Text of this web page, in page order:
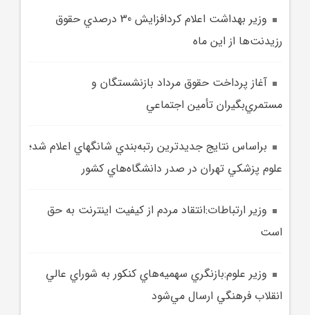
وزير بهداشت اعلام کردافزايش 30 درصدي حقوق
رزيدنت‌ها از اين ماه
آغاز پرداخت حقوق مرداد بازنشستگان و
مستمري‌بگيران تأمين اجتماعي
براساس نتايج جديدترين رتبه‌بندي شانگهاي اعلام شد؛
علوم پزشکي تهران در صدر دانشگاه‌هاي کشور
وزير ارتباطات:انتقاد مردم از کيفيت اينترنت به حق
است
وزير علوم:بازنگري سهميه‌هاي کنکور به شوراي عالي
انقلاب فرهنگي ارسال مي‌شود